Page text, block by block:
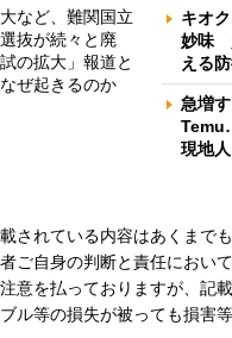
など、難関国立
抜が続々と廃
の拡大」報道と
ぜ起きるのか
キオ
妙味
える
急増
現地
されている内容はあくまで
ご自身の判断と責任におい
意を払っておりますが、記
ル等の損失が被っても損害